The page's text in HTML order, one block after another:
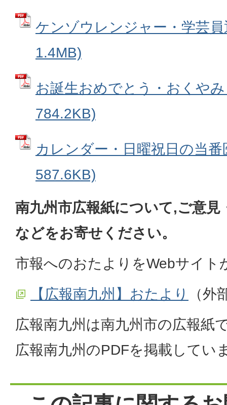
ケンゾウレンジャー・学芸
1.4MB)
お誕生おめでとう・おくや
784.2KB)
カレンダー・日曜祝日の当
587.6KB)
南九州市広報紙について,ご意見
などをお寄せください。
市報へのおたよりをWebサイト
【広報南九州】おたより
（外
広報南九州は南九州市の広報紙
広報南九州のPDFを掲載してい